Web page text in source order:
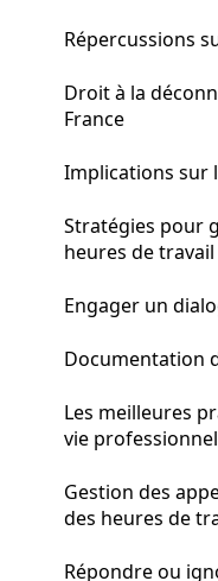
Répercussions
Droit à la
France
Implications sur
Stratégies pour
heures de travail
Engager un
Documentation
Les meilleures
vie
Gestion des
des heures de
Répondre ou